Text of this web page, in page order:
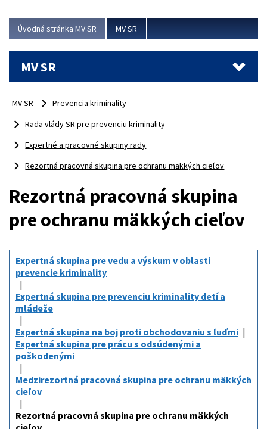
Úvodná stránka MV SR MV SR
MV SR
MV SR
Prevencia kriminality
Rada vlády SR pre prevenciu kriminality
Expertné a pracovné skupiny rady
Rezortná pracovná skupina pre ochranu mäkkých cieľov
Rezortná pracovná skupina
pre ochranu mäkkých cieľov
Expertná skupina pre vedu a výskum v oblasti
prevencie kriminality
Expertná skupina pre prevenciu kriminality detí a
mládeže
Expertná skupina na boj proti obchodovaniu s ľuďmi
Expertná skupina pre prácu s odsúdenými a
poškodenými
Medzirezortná pracovná skupina pre ochranu mäkkých
cieľov
Rezortná pracovná skupina pre ochranu mäkkých